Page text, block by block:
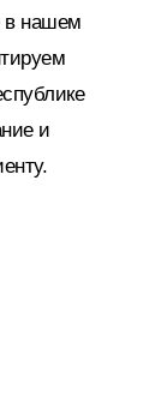
в нашем
и